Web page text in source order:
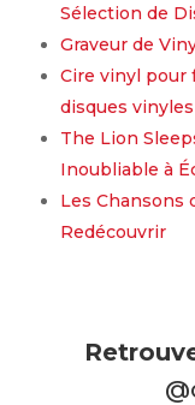
Sélection de
Graveur de
Cire vinyl pour
disques vinyles
The Lion
Inoubliable à
Les Chansons
Redécouvrir